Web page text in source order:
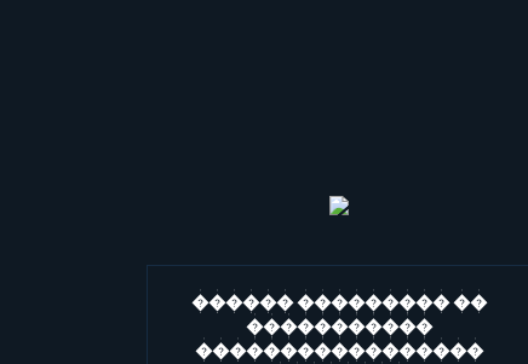
������ ��������� ��
�����������
�����������������